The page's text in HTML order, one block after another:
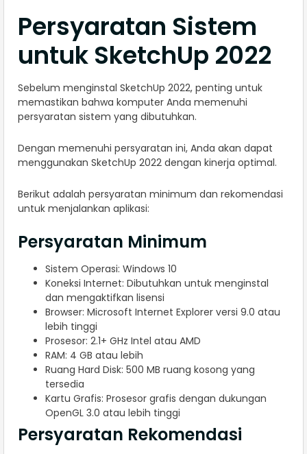
Persyaratan Sistem
untuk SketchUp 2022
Sebelum menginstal SketchUp 2022, penting untuk
memastikan bahwa komputer Anda memenuhi
persyaratan sistem yang dibutuhkan.
Dengan memenuhi persyaratan ini, Anda akan dapat
menggunakan SketchUp 2022 dengan kinerja optimal.
Berikut adalah persyaratan minimum dan rekomendasi
untuk menjalankan aplikasi:
Persyaratan Minimum
Sistem Operasi: Windows 10
Koneksi Internet: Dibutuhkan untuk menginstal
dan mengaktifkan lisensi
Browser: Microsoft Internet Explorer versi 9.0 atau
lebih tinggi
Prosesor: 2.1+ GHz Intel atau AMD
RAM: 4 GB atau lebih
Ruang Hard Disk: 500 MB ruang kosong yang
tersedia
Kartu Grafis: Prosesor grafis dengan dukungan
OpenGL 3.0 atau lebih tinggi
Persyaratan Rekomendasi